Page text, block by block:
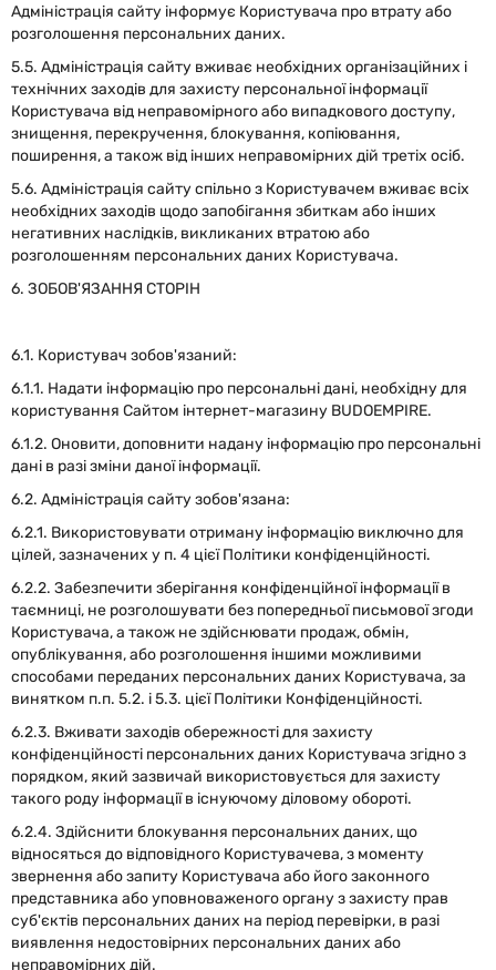
Адміністрація сайту інформує Користувача про втрату або
розголошення персональних даних.
5.5. Адміністрація сайту вживає необхідних організаційних і
технічних заходів для захисту персональної інформації
Користувача від неправомірного або випадкового доступу,
знищення, перекручення, блокування, копіювання,
поширення, а також від інших неправомірних дій третіх осіб.
5.6. Адміністрація сайту спільно з Користувачем вживає всіх
необхідних заходів щодо запобігання збиткам або інших
негативних наслідків, викликаних втратою або
розголошенням персональних даних Користувача.
6. ЗОБОВ'ЯЗАННЯ СТОРІН
6.1. Користувач зобов'язаний:
6.1.1. Надати інформацію про персональні дані, необхідну для
користування Сайтом інтернет-магазину BUDOEMPIRE.
6.1.2. Оновити, доповнити надану інформацію про персональні
дані в разі зміни даної інформації.
6.2. Адміністрація сайту зобов'язана:
6.2.1. Використовувати отриману інформацію виключно для
цілей, зазначених у п. 4 цієї Політики конфіденційності.
6.2.2. Забезпечити зберігання конфіденційної інформації в
таємниці, не розголошувати без попередньої письмової згоди
Користувача, а також не здійснювати продаж, обмін,
опублікування, або розголошення іншими можливими
способами переданих персональних даних Користувача, за
винятком п.п. 5.2. і 5.3. цієї Політики Конфіденційності.
6.2.3. Вживати заходів обережності для захисту
конфіденційності персональних даних Користувача згідно з
порядком, який зазвичай використовується для захисту
такого роду інформації в існуючому діловому обороті.
6.2.4. Здійснити блокування персональних даних, що
відносяться до відповідного Користувачева, з моменту
звернення або запиту Користувача або його законного
представника або уповноваженого органу з захисту прав
суб'єктів персональних даних на період перевірки, в разі
виявлення недостовірних персональних даних або
неправомірних дій.